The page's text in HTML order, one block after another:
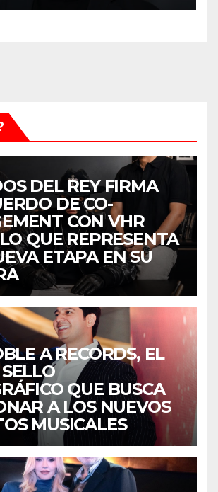
DEL REY FIRMA
DE CO-
CON VHR
QUE REPRESENTA
ETAPA EN SU
A RECORDS, EL
QUE BUSCA
A LOS NUEVOS
MUSICALES